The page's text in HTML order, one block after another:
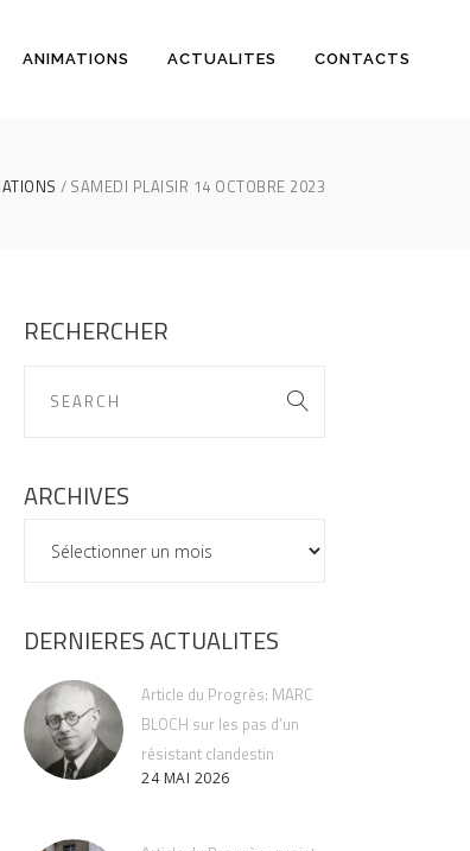
ANIMATIONS ACTUALITES CONTACTS
SAMEDI PLAISIR 14 OCTOBRE 2023
RECHERCHER
ARCHIVES
ARCHIVES
DERNIERES ACTUALITES
Article du Progrès: MARC
BLOCH sur les pas d’un
résistant clandestin
24 MAI 2026